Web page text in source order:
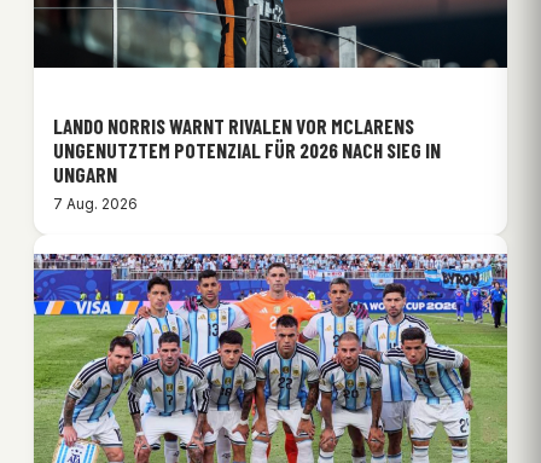
LANDO NORRIS WARNT RIVALEN VOR MCLARENS
UNGENUTZTEM POTENZIAL FÜR 2026 NACH SIEG IN
UNGARN
7 Aug. 2026